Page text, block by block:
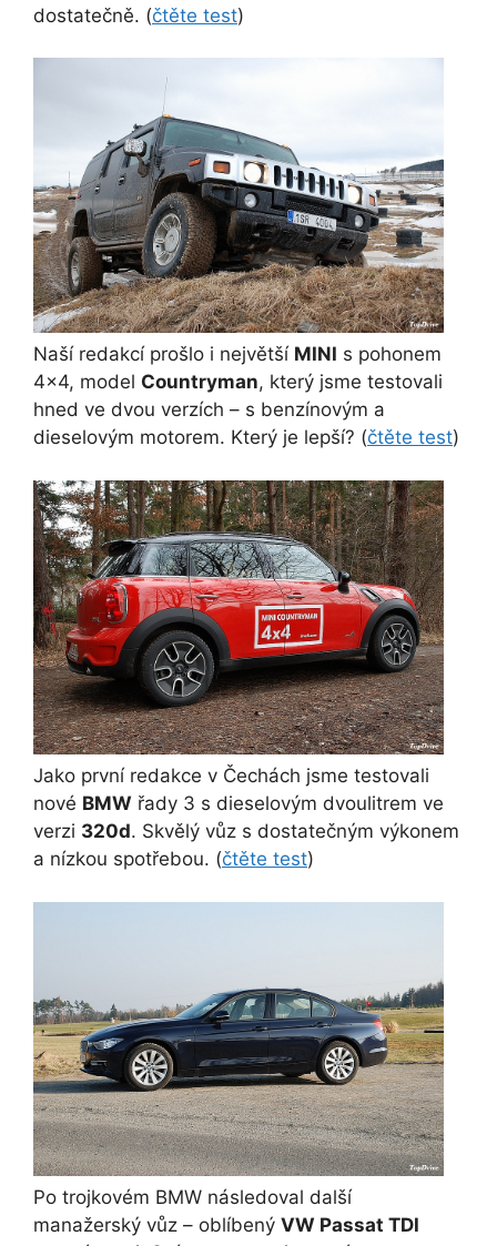
dostatečně. (čtěte test)
Naší redakcí prošlo i největší MINI s pohonem
4×4, model Countryman, který jsme testovali
hned ve dvou verzích – s benzínovým a
dieselovým motorem. Který je lepší? (čtěte test)
Jako první redakce v Čechách jsme testovali
nové BMW řady 3 s dieselovým dvoulitrem ve
verzi 320d. Skvělý vůz s dostatečným výkonem
a nízkou spotřebou. (čtěte test)
Po trojkovém BMW následoval další
manažerský vůz – oblíbený VW Passat TDI